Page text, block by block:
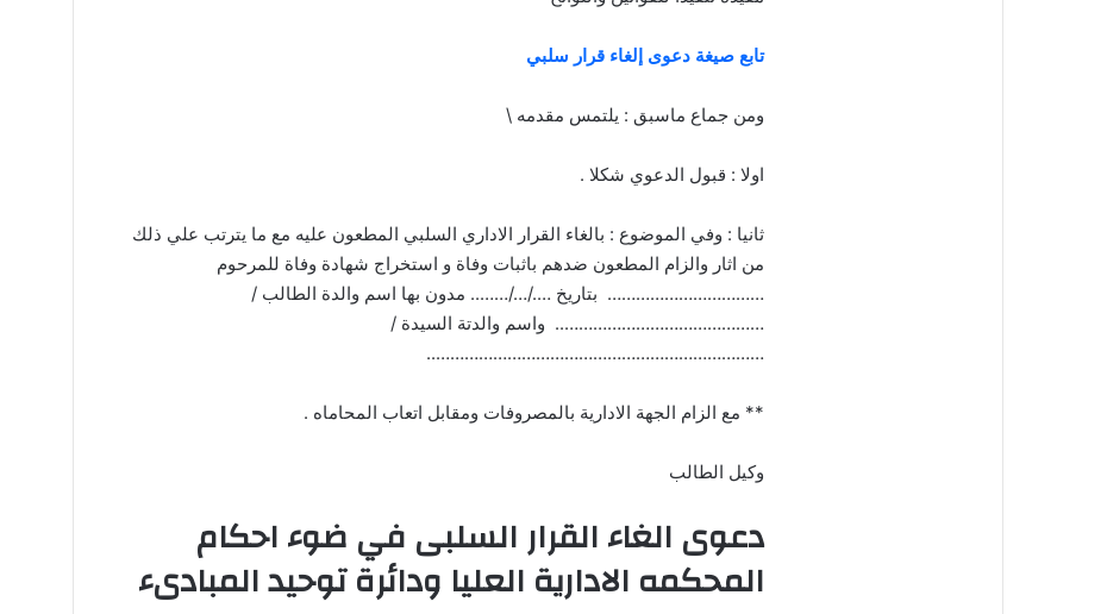
تابع صيغة دعوى إلغاء قرار سلبي
ومن جماع ماسبق : يلتمس مقدمه \
اولا : قبول الدعوي شكلا .
ثانيا : وفي الموضوع : بالغاء القرار الاداري السلبي المطعون عليه مع ما يترتب علي ذلك
من اثار والزام المطعون ضدهم باثبات وفاة و استخراج شهادة وفاة للمرحوم
…………………………… بتاريخ …./…/…….. مدون بها اسم والدة الطالب /
…………………………………….. واسم والدتة السيدة /
……………………………………………………………..
** مع الزام الجهة الادارية بالمصروفات ومقابل اتعاب المحاماه .
وكيل الطالب
دعوى الغاء القرار السلبى في ضوء احكام
المحكمه الادارية العليا ودائرة توحيد المبادىء